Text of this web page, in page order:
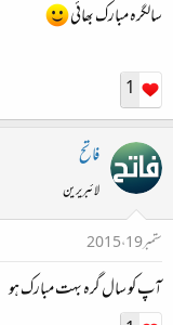
سالگرہ مبارک بھائی
1
فاتح
لائبریرین
ستمبر 19، 2015
آپ کو سال گرہ بہت مبارک ہو